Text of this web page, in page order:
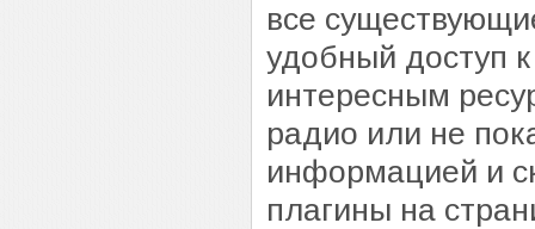
все
удобный доступ
интересным
радио или не
информацией и
плагины на